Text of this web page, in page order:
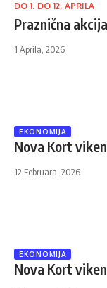
DO 1. DO 12. APRILA
Praznična
1 Aprila, 2026
EKONOMIJA
Nova Kort
12 Februara, 2026
EKONOMIJA
Nova Kort